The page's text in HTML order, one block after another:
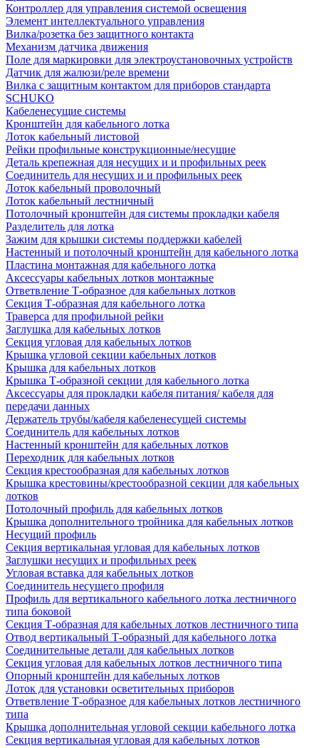
Контроллер для управления системой освещения
Элемент интеллектуального управления
Вилка/розетка без защитного контакта
Механизм датчика движения
Поле для маркировки для электроустановочных устройств
Датчик для жалюзи/реле времени
Вилка с защитным контактом для приборов стандарта
SCHUKO
Кабеленесущие системы
Кронштейн для кабельного лотка
Лоток кабельный листовой
Рейки профильные конструкционные/несущие
Деталь крепежная для несущих и и профильных реек
Соединитель для несущих и и профильных реек
Лоток кабельный проволочный
Лоток кабельный лестничный
Потолочный кронштейн для системы прокладки кабеля
Разделитель для лотка
Зажим для крышки системы поддержки кабелей
Настенный и потолочный кронштейн для кабельного лотка
Пластина монтажная для кабельного лотка
Аксессуары кабельных лотков монтажные
Ответвление Т-образное для кабельных лотков
Секция Т-образная для кабельного лотка
Траверса для профильной рейки
Заглушка для кабельных лотков
Секция угловая для кабельных лотков
Крышка угловой секции кабельных лотков
Крышка для кабельных лотков
Крышка Т-образной секции для кабельного лотка
Аксессуары для прокладки кабеля питания/ кабеля для
передачи данных
Держатель трубы/кабеля кабеленесущей системы
Соединитель для кабельных лотков
Настенный кронштейн для кабельных лотков
Переходник для кабельных лотков
Секция крестообразная для кабельных лотков
Крышка крестовины/крестообразной секции для кабельных
лотков
Потолочный профиль для кабельных лотков
Крышка дополнительного тройника для кабельных лотков
Несущий профиль
Секция вертикальная угловая для кабельных лотков
Заглушки несущих и профильных реек
Угловая вставка для кабельных лотков
Соединитель несущего профиля
Профиль для вертикального кабельного лотка лестничного
типа боковой
Секция Т-образная для кабельных лотков лестничного типа
Отвод вертикальный Т-образный для кабельного лотка
Соединительные детали для кабельных лотков
Секция угловая для кабельных лотков лестничного типа
Опорный кронштейн для кабельных лотков
Лоток для установки осветительных приборов
Ответвление Т-образное для кабельных лотков лестничного
типа
Крышка дополнительная угловой секции кабельного лотка
Секция вертикальная угловая для кабельных лотков